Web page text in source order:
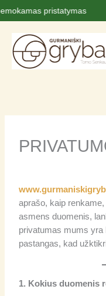
pristatymas
Pereiti
prie
turinio
aprašo, kaip
asmens duomenis,
privatumas mums yra
pastangas, kad
1. Kokius duomenis